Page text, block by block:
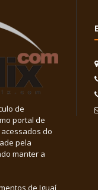
de
portal de
do
pela
manter a
de Iguaí,